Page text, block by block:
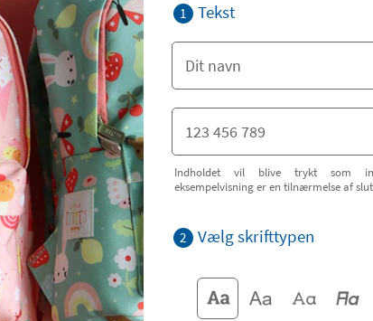
1 Tekst
Indholdet vil blive trykt som
eksempelvisning er en tilnærmelse af
2 Vælg skrifttypen